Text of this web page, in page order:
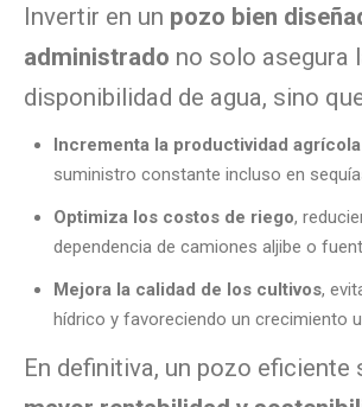
Invertir en un pozo bien
administrado no solo asegura
disponibilidad de agua, sino
Incrementa la productividad agrícola
suministro constante incluso en
Optimiza los costos de riego,
dependencia de camiones aljibe o
Mejora la calidad de los cultivos,
hídrico y favoreciendo un crecimiento
En definitiva, un pozo eficiente